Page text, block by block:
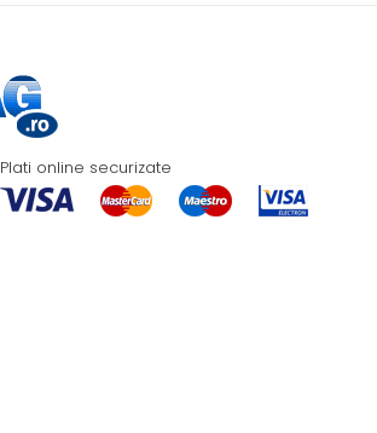
Plati online securizate